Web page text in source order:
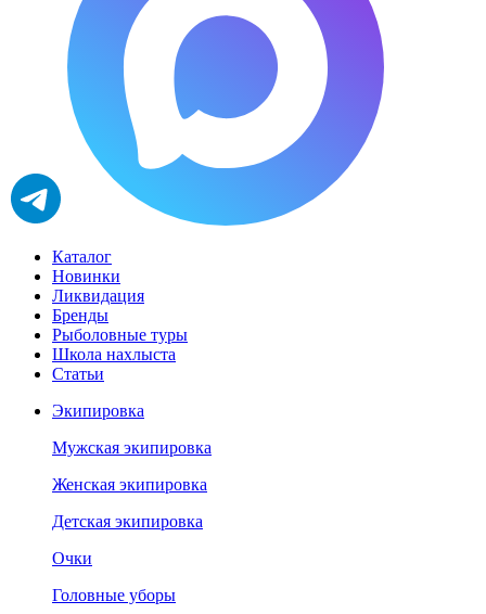
Каталог
Новинки
Ликвидация
Бренды
Рыболовные туры
Школа нахлыста
Статьи
Экипировка
Мужская экипировка
Женская экипировка
Детская экипировка
Очки
Головные уборы